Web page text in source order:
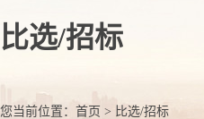
比选/招标
您当前位置： 首页 > 比选/招标